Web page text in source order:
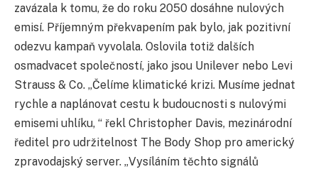
zavázala k tomu, že do roku 2050 dosáhne nulových
emisí. Příjemným překvapením pak bylo, jak pozitivní
odezvu kampaň vyvolala. Oslovila totiž dalších
osmadvacet společností, jako jsou Unilever nebo Levi
Strauss & Co. „Čelíme klimatické krizi. Musíme jednat
rychle a naplánovat cestu k budoucnosti s nulovými
emisemi uhlíku, “ řekl Christopher Davis, mezinárodní
ředitel pro udržitelnost The Body Shop pro americký
zpravodajský server. „Vysíláním těchto signálů